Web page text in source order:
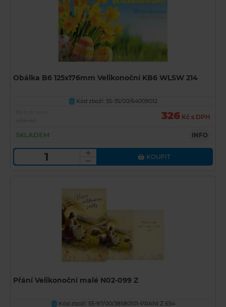
Obálka B6 125x176mm Velikonoční KB6 WLSW 214
U Kód zboží: 55-35/00/64009012
326 Kč s DPH
SKLADEM INFO
KOUPIT
Přání Velikonoční malé N02-099 Z
U Kód zboží: 55-97/00/38580101-PRANI Z 654